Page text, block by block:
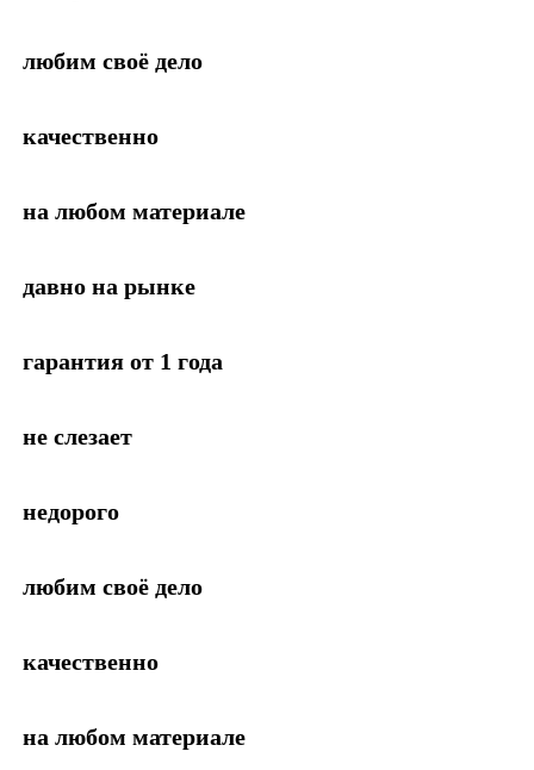
любим своё дело
качественно
на любом материале
давно на рынке
гарантия от 1 года
не слезает
недорого
любим своё дело
качественно
на любом материале